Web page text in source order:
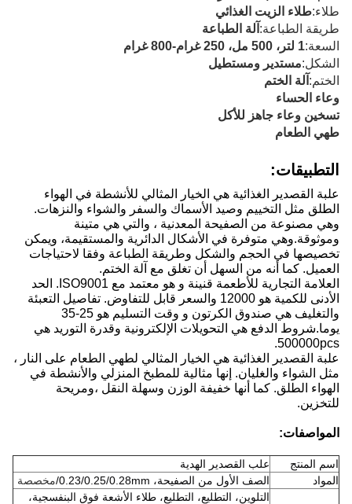
طلاء:طلاء الزيت الغذائي
طريقة الطباعة:آلة الطباعة
السعة:1 لتر، 500 مل، 250 غرام-800 غرام
الشكل:مستدير ومستطيل
الختم:آلة الختم
وعاء الحساء
تسخين وعاء جاهز للأكل
طهي الطعام
التطبيقات:
علبة القصدير الغذائية هي الخيار المثالي للأنشطة في الهواء
الطلق مثل التخييم وصيد الأسماك والسفر والشواء والنزهات.
وهي مصنوعة من الصفيحة المعدنية ، والتي هي متينة
وموثوقة.وهي متوفرة في الأشكال الدائرية والمستقيمة، ويمكن
تخصيصها في الحجم والشكل وطريقة الطباعة وفقا لاحتياجات
العميل. كما أنه من السهل أن تغلق مع آلة الختم.
العلامة التجارية للأطعمة قنينة و هو معتمد مع ISO9001. الحد
الأدنى للكمية هو 12000 والسعر قابل للتفاوض. تفاصيل التعبئة
والتغليف هي صندوق الكرتون و وقت التسليم هو 25-35
يوما.شروط الدفع هي التحويلات الإلكترونية وقدرة التوريد هي
500000pcs.
علبة القصدير الغذائية هي الخيار المثالي لطهي الطعام على النار ،
مثل الشواء والغليان. إنها مثالية للمطبخ المنزلي والأنشطة في
الهواء الطلق. كما أنها خفيفة الوزن وسهلة النقل ،ومريحة
للتخزين.
المواصفات:
اسم المنتج
علب القصدير الهدية
المواد
الصف الأول من الصفيحة، 0.23/0.25/0.28mm/ مخصصة
التلوين، التطليع، التطليع، طلاء الأشعة فوق البنفسجية،